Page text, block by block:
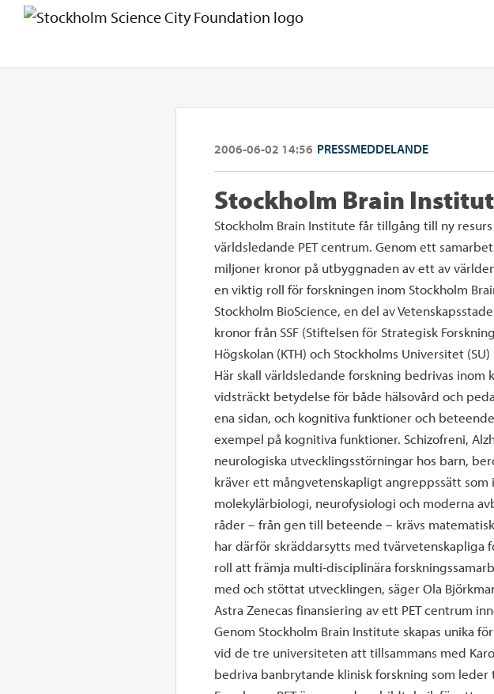
2006-06-02 14:56 PRESSMEDDELANDE
Stockholm Brain
Stockholm Brain Institute får tillgång till ny
världsledande PET centrum. Genom ett
miljoner kronor på utbyggnaden av ett av
en viktig roll för forskningen inom Stockholm
Stockholm BioScience, en del av
kronor från SSF (Stiftelsen för Strategisk
Högskolan (KTH) och Stockholms Universitet
Här skall världsledande forskning bedrivas
vidsträckt betydelse för både hälsovård och
ena sidan, och kognitiva funktioner och
exempel på kognitiva funktioner. Schizofreni,
neurologiska utvecklingsstörningar hos barn,
kräver ett mångvetenskapligt angreppssätt
molekylärbiologi, neurofysiologi och moderna
råder – från gen till beteende – krävs
har därför skräddarsytts med tvärvetenskapliga
roll att främja multi-disciplinära
med och stöttat utvecklingen, säger Ola
Astra Zenecas finansiering av ett PET centrum
Genom Stockholm Brain Institute skapas unika
vid de tre universiteten att tillsammans med
bedriva banbrytande klinisk forskning som